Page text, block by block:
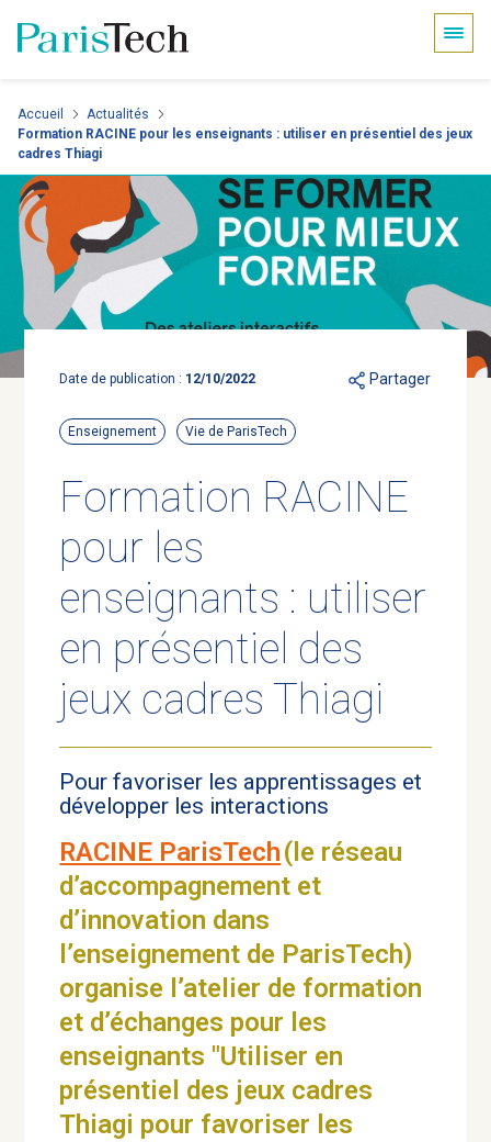
Aller
contenu
principal
Accueil
Actualités
Formation RACINE pour les enseignants : utiliser en présentiel des jeux
cadres Thiagi
Date de publication : 12/10/2022 Partager
Enseignement Vie de ParisTech
Formation RACINE
pour les
enseignants : utiliser
en présentiel des
jeux cadres Thiagi
Pour favoriser les apprentissages et
développer les interactions
RACINE ParisTech(le réseau
d’accompagnement et
d’innovation dans
l’enseignement de ParisTech)
organise l’atelier de formation
et d’échanges pour les
enseignants "Utiliser en
présentiel des jeux cadres
Thiagi pour favoriser les